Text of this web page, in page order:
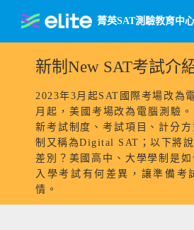
菁英SAT測驗教育中心
新制New SAT考試介
2023年3月起SAT國際考場改為
月起，美國考場改為電腦測驗
新考試制度、考試項目、計分
制又稱為Digital SAT；以下將
差別？美國高中、大學學制是
入學考試有何差異，讓準備考
情。